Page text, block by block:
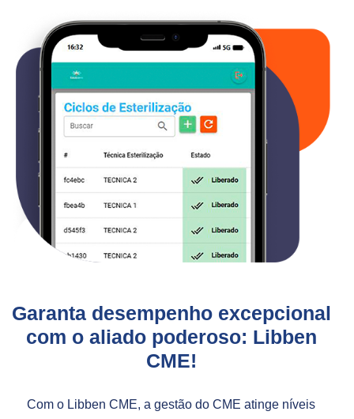
Garanta desempenho excepcional
com o aliado poderoso: Libben
CME!
Com o Libben CME, a gestão do CME atinge níveis